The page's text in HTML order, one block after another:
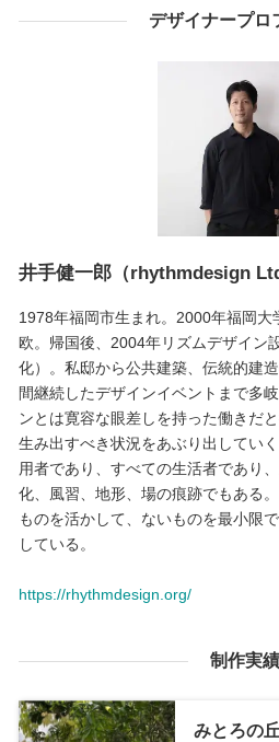
デザイナープロ
井手健一郎（rhythmdesign
1978年福岡市生まれ。2000年福岡
欧。帰国後、2004年リズムデザイン
化）。私邸から公共建築、伝統的建
間継続したデザインイベントまで多
ンとは寛容な眼差しを持った働きだ
生み出すべき状況をあぶり出してい
用者であり、すべての生活者であり
化、風習、地形、場の痕跡でもある
ものを活かして、ないものを最小限
している。
https://rhythmdesign.org/
制作実績
みとろの丘